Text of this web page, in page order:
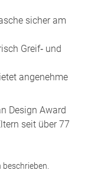
sicher am
Greif‑ und
angenehme
Design Award
seit über 77